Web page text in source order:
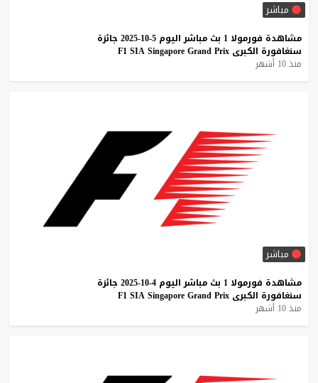
مباشر
مشاهدة فورمولا 1 بث مباشر اليوم 5-10-2025
جائزة
سنغافورة الكبرى F1 SIA Singapore Grand Prix
منذ 10 أشهر
مباشر
مشاهدة فورمولا 1 بث مباشر اليوم 4-10-2025
جائزة
سنغافورة الكبرى F1 SIA Singapore Grand Prix
منذ 10 أشهر